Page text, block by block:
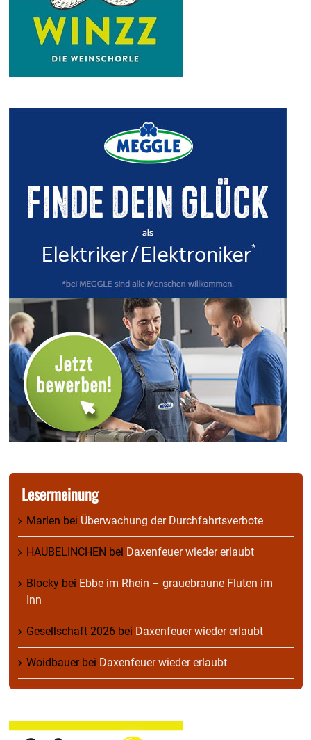
Lesermeinung
Marlen bei Überwachung der Durchfahrtsverbote
HAUBELINCHEN bei Daxenfeuer wieder erlaubt
Blocky bei Ebbe im Rhein – grauebraune Fluten im
Inn
Gesellschaft 2026 bei Daxenfeuer wieder erlaubt
Woidbauerbei Daxenfeuer wieder erlaubt